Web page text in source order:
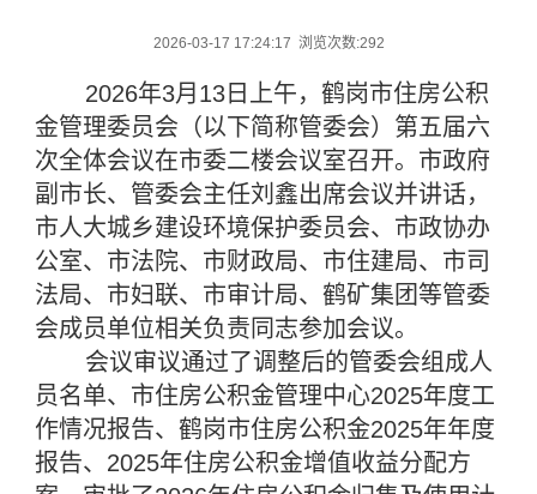
2026-03-17 17:24:17 浏览次数:292
2026年3月13日上午，鹤岗市住房公积
金管理委员会（以下简称管委会）第五届六
次全体会议在市委二楼会议室召开。市政府
副市长、管委会主任刘鑫出席会议并讲话，
市人大城乡建设环境保护委员会、市政协办
公室、市法院、市财政局、市住建局、市司
法局、市妇联、市审计局、鹤矿集团等管委
会成员单位相关负责同志参加会议。
会议审议通过了调整后的管委会组成人
员名单、市住房公积金管理中心2025年度工
作情况报告、鹤岗市住房公积金2025年年度
报告、2025年住房公积金增值收益分配方